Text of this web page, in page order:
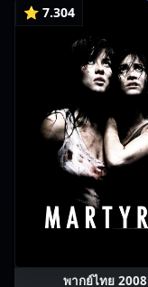
⭐ 7.304
พากย์ไทย 2008